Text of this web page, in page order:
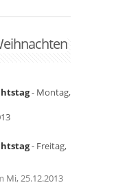
- Montag,
- Freitag,
Mi, 25.12.2013